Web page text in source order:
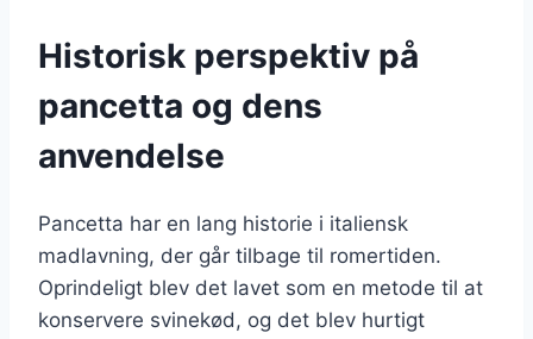
Historisk perspektiv på
pancetta og dens
anvendelse
Pancetta har en lang historie i italiensk
madlavning, der går tilbage til romertiden.
Oprindeligt blev det lavet som en metode til at
konservere svinekød, og det blev hurtigt